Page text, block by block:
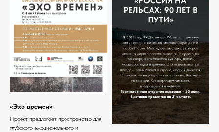
«Эхо времен»
Проект предлагает пространство для
глубокого эмоционального и